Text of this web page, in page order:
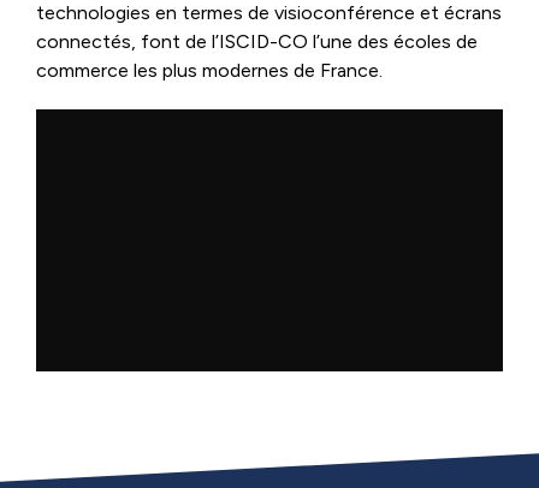
technologies en termes de visioconférence et écrans
connectés, font de l’ISCID-CO l’une des écoles de
commerce les plus modernes de France.